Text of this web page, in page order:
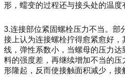
形，蠕变的过程还与接头处的温度
3.连接部位紧固螺栓压力不当。部
接上认为连接螺栓拧得愈紧愈好
线，弹性系数小，当螺母的压力
料的强度差，再继续增加不当的
形隆起，反而使接触面积减少，